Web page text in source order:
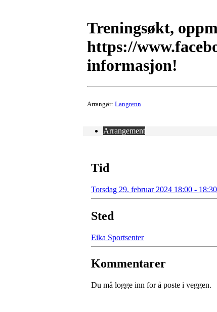
Treningsøkt,
https://
informasjon!
Arrangør: Langrenn
Arrangement
Tid
Torsdag 29. februar 2024 18:00 - 18:30
Sted
Eika Sportsenter
Kommentarer
Du må logge inn for å poste i veggen.